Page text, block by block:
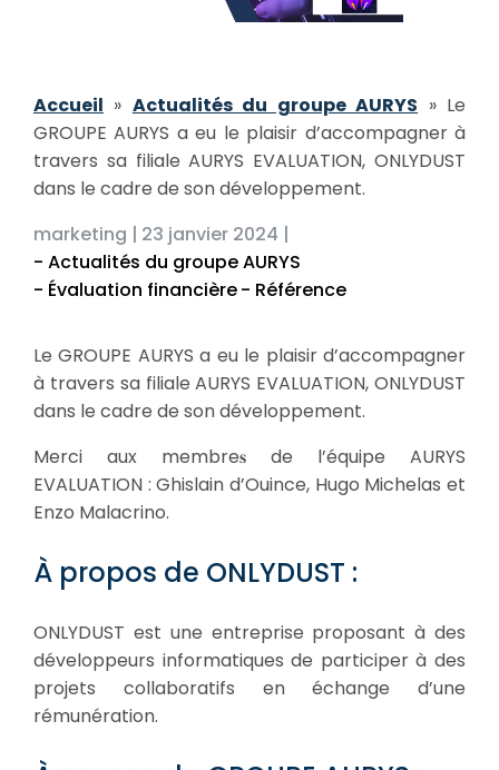
Accueil » Actualités du groupe AURYS » Le
GROUPE AURYS a eu le plaisir d’accompagner à
travers sa filiale AURYS EVALUATION, ONLYDUST
dans le cadre de son développement.
marketing | 23 janvier 2024 |
- Actualités du groupe AURYS
- Évaluation financière- Référence
Le GROUPE AURYS a eu le plaisir d’accompagner
à travers sa filiale AURYS EVALUATION, ONLYDUST
dans le cadre de son développement.
Merci aux membre𝐬 de l’équipe AURYS
EVALUATION : Ghislain d’Ouince, Hugo Michelas et
Enzo Malacrino.
À propos de ONLYDUST :
ONLYDUST est une entreprise proposant à des
développeurs informatiques de participer à des
projets collaboratifs en échange d’une
rémunération.